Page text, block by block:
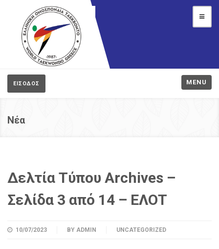
ΕΙΣΟΔΟΣ MENU
Νέα
Δελτία Τύπου Archives –
Σελίδα 3 από 14 – ΕΛΟΤ
10/07/2023 BY ADMIN UNCATEGORIZED